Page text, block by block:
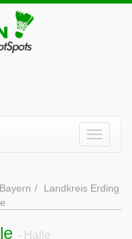
Bayern
Landkreis Erding
- Halle